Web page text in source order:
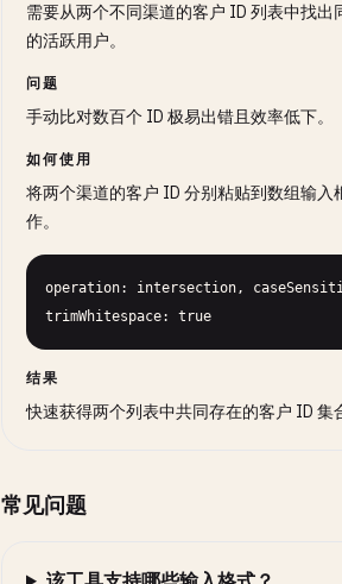
需要从两个不同渠道的客户 ID 列表中找出
的活跃用户。
问题
手动比对数百个 ID 极易出错且效率低下。
如何使用
将两个渠道的客户 ID 分别粘贴到数组输入
作。
operation: intersection,
trimWhitespace: true
结果
快速获得两个列表中共同存在的客户 ID 集
常见问题